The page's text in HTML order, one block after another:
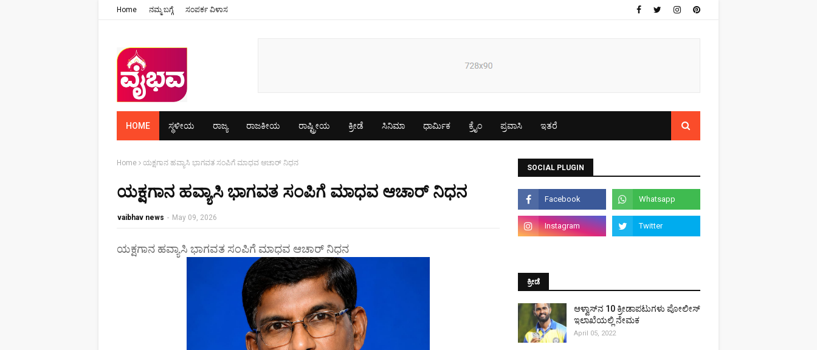
Home ನಮ್ಮ ಬಗ್ಗೆ ಸಂಪರ್ಕ ವಿಳಾಸ
HOME ಸ್ಥಳೀಯ ರಾಜ್ಯ ರಾಜಕೀಯ ರಾಷ್ಟ್ರೀಯ ಕ್ರೀಡೆ ಸಿನಿಮಾ ಧಾರ್ಮಿಕ ಕ್ರೈಂ ಪ್ರವಾಸಿ ಇತರೆ
Home ಯಕ್ಷಗಾನ ಹವ್ಯಾಸಿ ಭಾಗವತ ಸಂಪಿಗೆ ಮಾಧವ ಆಚಾರ್ ನಿಧನ
ಯಕ್ಷಗಾನ ಹವ್ಯಾಸಿ ಭಾಗವತ ಸಂಪಿಗೆ ಮಾಧವ ಆಚಾರ್ ನಿಧನ
vaibhav news - May 09, 2026
ಯಕ್ಷಗಾನ ಹವ್ಯಾಸಿ ಭಾಗವತ ಸಂಪಿಗೆ ಮಾಧವ ಆಚಾರ್ ನಿಧನ
SOCIAL PLUGIN
ಕ್ರೀಡೆ
ಆಳ್ವಾಸ್‌ನ 10 ಕ್ರೀಡಾಪಟುಗಳು ಪೋಲೀಸ್
ಇಲಾಖೆಯಲ್ಲಿ ನೇಮಕ
April 05, 2022